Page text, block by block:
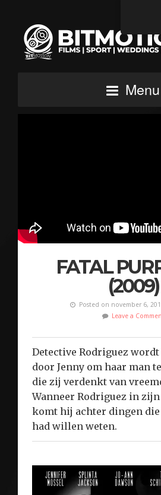
Menu
FATAL
(2009)
Posted on november 6,
Leave a
Detective Rodriguez
door Jenny om haar man
die zij verdenkt van
Wanneer Rodriguez in
komt hij achter dingen
had willen weten.